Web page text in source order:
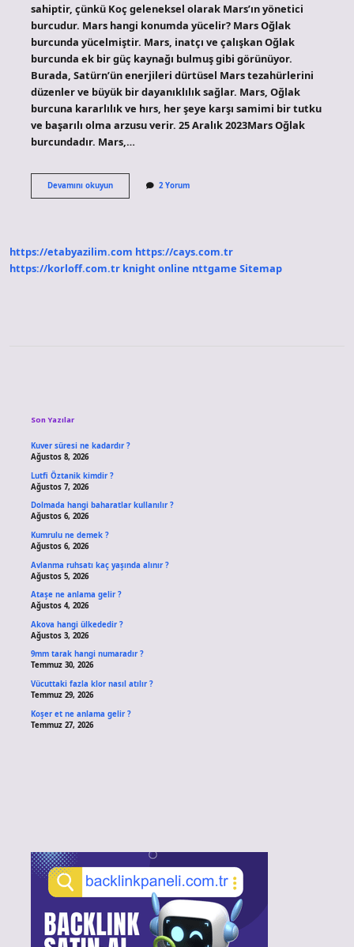
sahiptir, çünkü Koç geleneksel olarak Mars’ın yönetici
burcudur. Mars hangi konumda yücelir? Mars Oğlak
burcunda yücelmiştir. Mars, inatçı ve çalışkan Oğlak
burcunda ek bir güç kaynağı bulmuş gibi görünüyor.
Burada, Satürn’ün enerjileri dürtüsel Mars tezahürlerini
düzenler ve büyük bir dayanıklılık sağlar. Mars, Oğlak
burcuna kararlılık ve hırs, her şeye karşı samimi bir tutku
ve başarılı olma arzusu verir. 25 Aralık 2023Mars Oğlak
burcundadır. Mars,…
Devamını okuyunMars
Nerede
2 Yorum
https://etabyazilim.com https://cays.com.tr
https://korloff.com.tr knight online nttgame Sitemap
Son Yazılar
Kuver süresi ne kadardır ?
Ağustos 8, 2026
Lutfi Öztanik kimdir ?
Ağustos 7, 2026
Dolmada hangi baharatlar kullanılır ?
Ağustos 6, 2026
Kumrulu ne demek ?
Ağustos 6, 2026
Avlanma ruhsatı kaç yaşında alınır ?
Ağustos 5, 2026
Ataşe ne anlama gelir ?
Ağustos 4, 2026
Akova hangi ülkededir ?
Ağustos 3, 2026
9mm tarak hangi numaradır ?
Temmuz 30, 2026
Vücuttaki fazla klor nasıl atılır ?
Temmuz 29, 2026
Koşer et ne anlama gelir ?
Temmuz 27, 2026